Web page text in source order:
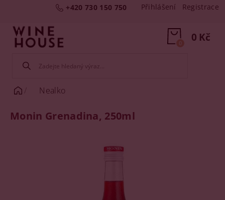
+420 730 150 750 Přihlášení Registrace
0 Kč
0
Nealko
Monin Grenadina, 250ml